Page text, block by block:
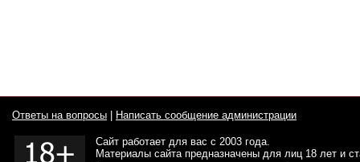
Ответы на вопросы Написать сообщение администрации
Сайт работает для вас с 2003 года.
Материалы сайта предназначены для лиц 18 лет и